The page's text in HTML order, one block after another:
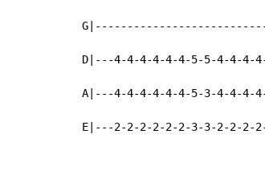
D|---4-4-4-4-4-4-5-5-4-4-4-
A|---4-4-4-4-4-4-5-3-4-4-4-
E|---2-2-2-2-2-2-3-3-2-